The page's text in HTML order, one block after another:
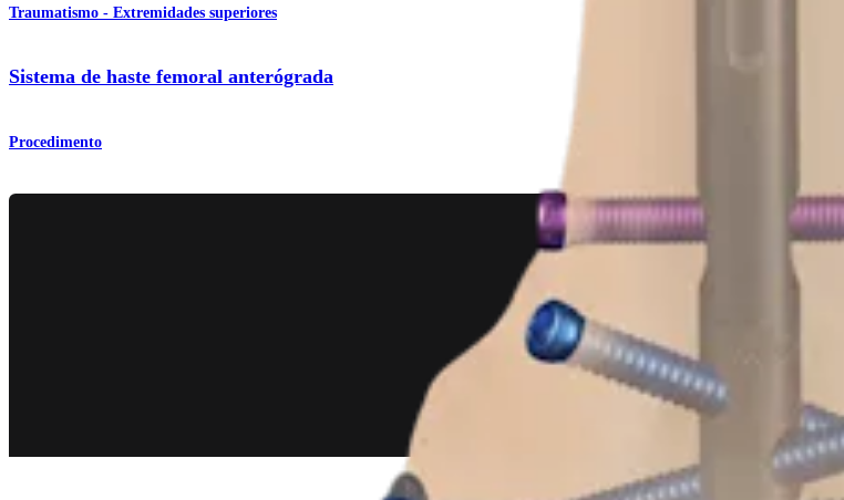
Traumatismo - Extremidades superiores
Sistema de haste femoral anterógrada
Procedimento